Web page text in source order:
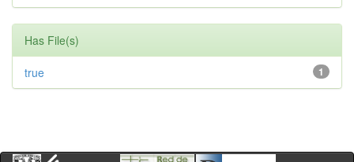
Has File(s)
1
true